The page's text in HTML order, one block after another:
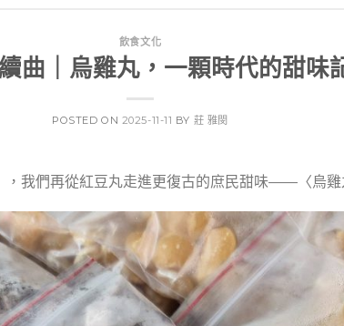
飲食文化
曲｜烏雞丸，一顆時代的甜味
POSTED ON 2025-11-11 BY 莊 雅閔
，我們再從紅豆丸走進更復古的庶民甜味——〈烏